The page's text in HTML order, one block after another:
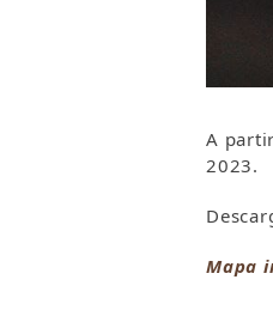
A
2023.
Mapa